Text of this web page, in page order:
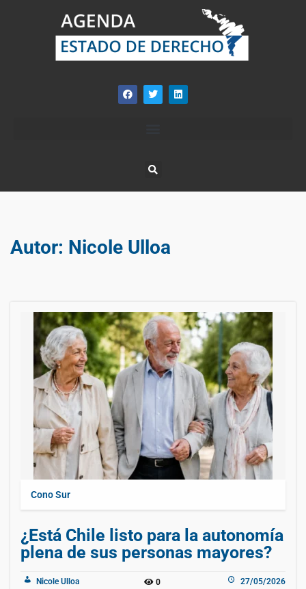
Autor: Nicole Ulloa
Cono Sur
¿Está Chile listo para la autonomía
plena de sus personas mayores?
Nicole Ulloa 0 27/05/2026